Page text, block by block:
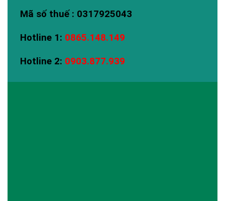
Mã số thuế : 0317925043
Hotline 1: 0865.148.149
Hotline 2: 0903.877.939